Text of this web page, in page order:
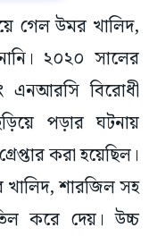
গেল উমর খালিদ,
২০২০ সালের
এনআরসি বিরোধী
পড়ার ঘটনায়
করা হয়েছিল।
খালিদ, শারজিল সহ
করে দেয়। উচ্চ